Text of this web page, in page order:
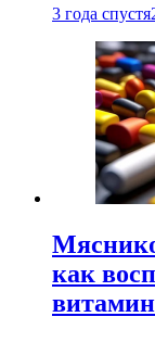
3 года спустя
как